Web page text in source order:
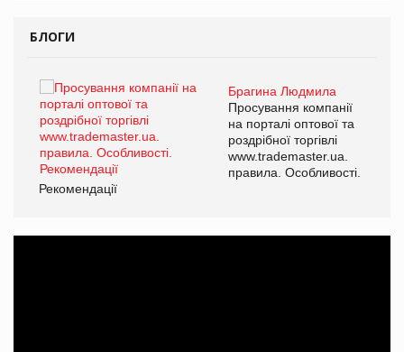
БЛОГИ
Брагина Людмила
Просування компанії
на порталі оптової та
роздрібної торгівлі
www.trademaster.ua.
правила. Особливості.
Рекомендації